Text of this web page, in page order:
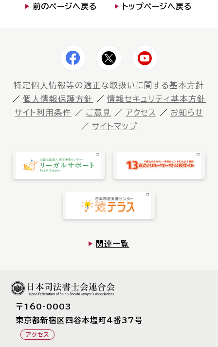
情報提供フォーム
しほ～しし®
司法書士検索
Language
前のページへ戻る トップページへ戻る
特定個⼈情報等の適正な取扱いに関する基本⽅針
個⼈情報保護⽅針
情報セキュリティ基本方針
サイト利⽤条件
ご意⾒ アクセス
お知らせ
サイトマップ
関連一覧
〒160-0003
東京都新宿区四⾕本塩町4番37号
アクセス